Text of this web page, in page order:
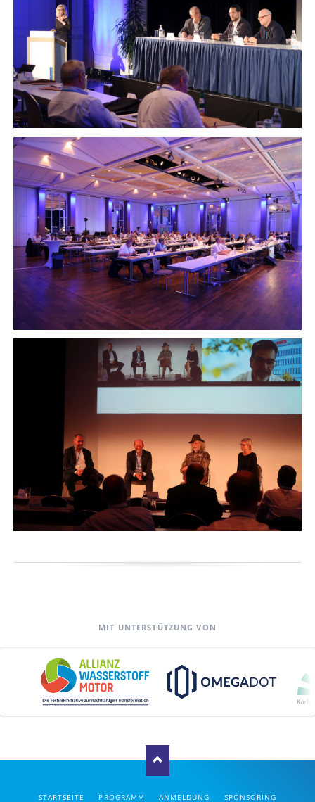
MIT UNTERSTÜTZUNG VON
NAVIGATION
STARTSEITE PROGRAMM ANMELDUNG SPONSORING